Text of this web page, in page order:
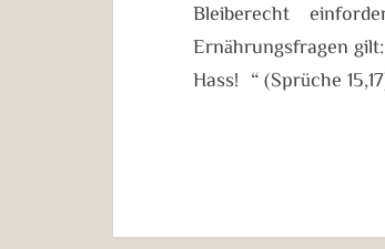
Bleiberecht
Ernährungsfragen
Hass!“ (Sprüche